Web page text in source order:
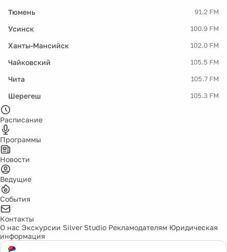
Тюмень 91.2 FM
Усинск 100.9 FM
Ханты-Мансийск 102.0 FM
Чайковский 105.5 FM
Чита 105.7 FM
Шерегеш 105.3 FM
Расписание
Программы
Новости
Ведущие
События
Контакты
О нас Экскурсии Silver Studio Рекламодателям Юридическая
информация